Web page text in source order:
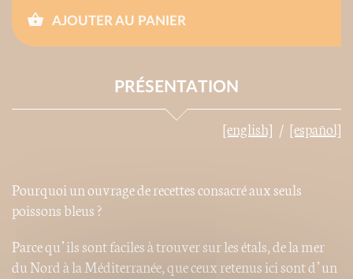
AJOUTER AU PANIER
PRÉSENTATION
[english] [español]
Pourquoi un ouvrage de recettes consacré aux seuls
poissons bleus ?
Parce qu’ils sont faciles à trouver sur les étals, de la mer
du Nord à la Méditerranée, que ceux retenus ici sont d’un